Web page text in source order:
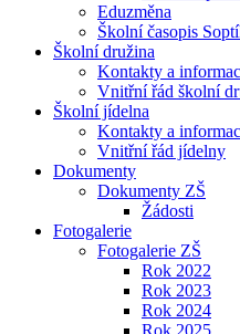
Eduzměna
Školní časopis
Školní družina
Kontakty a
Vnitřní řád školní
Školní jídelna
Kontakty a
Vnitřní řád jídelny
Dokumenty
Dokumenty ZŠ
Žádosti
Fotogalerie
Fotogalerie ZŠ
Rok 2022
Rok 2023
Rok 2024
Rok 2025